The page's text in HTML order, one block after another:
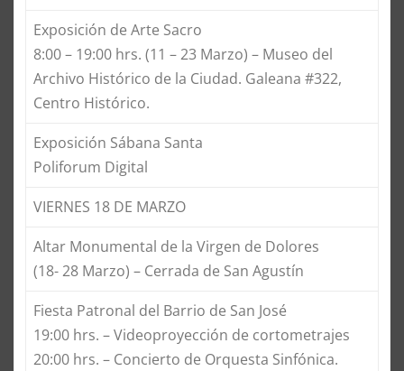
Exposición de Arte Sacro
8:00 – 19:00 hrs. (11 – 23 Marzo) – Museo del
Archivo Histórico de la Ciudad. Galeana #322,
Centro Histórico.
Exposición Sábana Santa
Poliforum Digital
VIERNES 18 DE MARZO
Altar Monumental de la Virgen de Dolores
(18- 28 Marzo) – Cerrada de San Agustín
Fiesta Patronal del Barrio de San José
19:00 hrs. – Videoproyección de cortometrajes
20:00 hrs. – Concierto de Orquesta Sinfónica.